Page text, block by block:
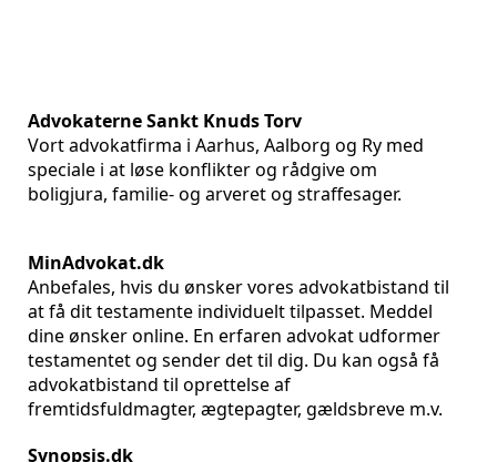
Advokaterne Sankt Knuds Torv
Vort advokatfirma i Aarhus, Aalborg og Ry med
speciale i at løse konflikter og rådgive om
boligjura, familie- og arveret og straffesager.
MinAdvokat.dk
Anbefales, hvis du ønsker vores advokatbistand til
at få dit testamente individuelt tilpasset. Meddel
dine ønsker online. En erfaren advokat udformer
testamentet og sender det til dig. Du kan også få
advokatbistand til oprettelse af
fremtidsfuldmagter, ægtepagter, gældsbreve m.v.
Synopsis.dk